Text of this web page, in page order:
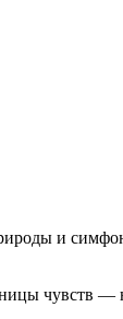
и
чувств